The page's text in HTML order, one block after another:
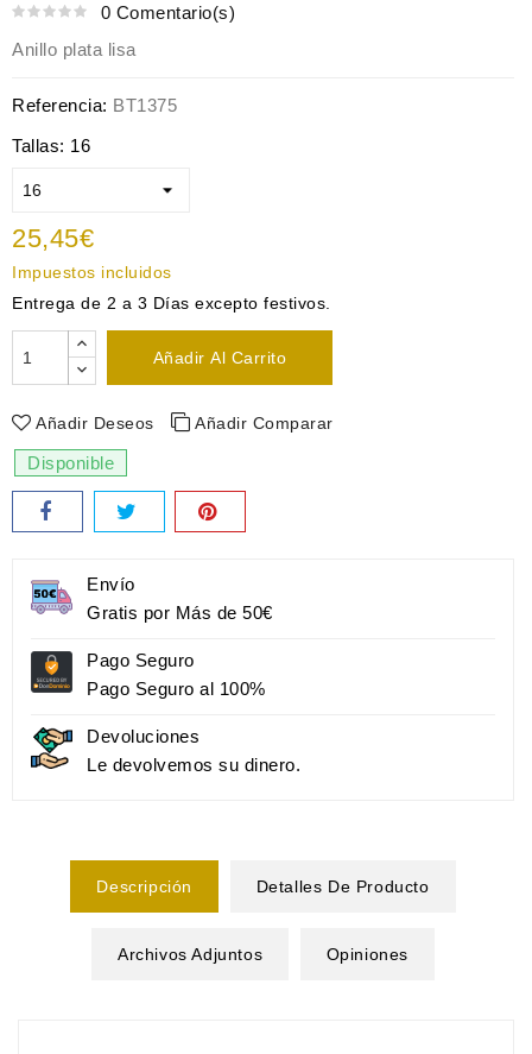
0 Comentario(s)
Anillo plata lisa
Referencia: BT1375
Tallas: 16
25,45€
Impuestos incluidos
Entrega de 2 a 3 Días excepto festivos.
Añadir Al Carrito
Añadir Deseos Añadir Comparar
Disponible
Envío
Gratis por Más de 50€
Pago Seguro
Pago Seguro al 100%
Devoluciones
Le devolvemos su dinero.
Descripción Detalles De Producto
Archivos Adjuntos Opiniones